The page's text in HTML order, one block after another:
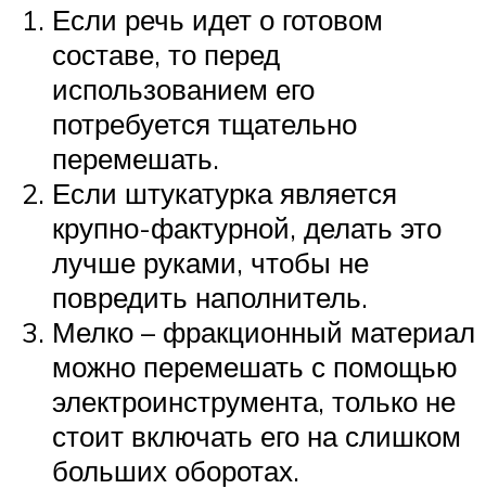
Если речь идет о готовом
составе, то перед
использованием его
потребуется тщательно
перемешать.
Если штукатурка является
крупно-фактурной, делать это
лучше руками, чтобы не
повредить наполнитель.
Мелко – фракционный материал
можно перемешать с помощью
электроинструмента, только не
стоит включать его на слишком
больших оборотах.